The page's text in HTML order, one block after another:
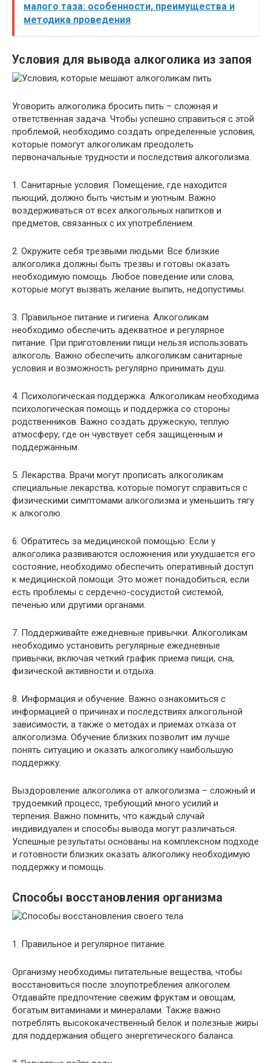
малого таза: особенности, преимущества и
методика проведения
Условия для вывода алкоголика из запоя
Уговорить алкоголика бросить пить – сложная и
ответственная задача. Чтобы успешно справиться с этой
проблемой, необходимо создать определенные условия,
которые помогут алкоголикам преодолеть
первоначальные трудности и последствия алкоголизма.
1. Санитарные условия: Помещение, где находится
пьющий, должно быть чистым и уютным. Важно
воздерживаться от всех алкогольных напитков и
предметов, связанных с их употреблением.
2. Окружите себя трезвыми людьми: Все близкие
алкоголика должны быть трезвы и готовы оказать
необходимую помощь. Любое поведение или слова,
которые могут вызвать желание выпить, недопустимы.
3. Правильное питание и гигиена. Алкоголикам
необходимо обеспечить адекватное и регулярное
питание. При приготовлении пищи нельзя использовать
алкоголь. Важно обеспечить алкоголикам санитарные
условия и возможность регулярно принимать душ.
4. Психологическая поддержка. Алкоголикам необходима
психологическая помощь и поддержка со стороны
родственников. Важно создать дружескую, теплую
атмосферу, где он чувствует себя защищенным и
поддержанным.
5. Лекарства. Врачи могут прописать алкоголикам
специальные лекарства, которые помогут справиться с
физическими симптомами алкоголизма и уменьшить тягу
к алкоголю.
6. Обратитесь за медицинской помощью: Если у
алкоголика развиваются осложнения или ухудшается его
состояние, необходимо обеспечить оперативный доступ
к медицинской помощи. Это может понадобиться, если
есть проблемы с сердечно-сосудистой системой,
печенью или другими органами.
7. Поддерживайте ежедневные привычки. Алкоголикам
необходимо установить регулярные ежедневные
привычки, включая четкий график приема пищи, сна,
физической активности и отдыха.
8. Информация и обучение. Важно ознакомиться с
информацией о причинах и последствиях алкогольной
зависимости, а также о методах и приемах отказа от
алкоголизма. Обучение близких позволит им лучше
понять ситуацию и оказать алкоголику наибольшую
поддержку.
Выздоровление алкоголика от алкоголизма – сложный и
трудоемкий процесс, требующий много усилий и
терпения. Важно помнить, что каждый случай
индивидуален и способы вывода могут различаться.
Успешные результаты основаны на комплексном подходе
и готовности близких оказать алкоголику необходимую
поддержку и помощь.
Способы восстановления организма
1. Правильное и регулярное питание.
Организму необходимы питательные вещества, чтобы
восстановиться после злоупотребления алкоголем.
Отдавайте предпочтение свежим фруктам и овощам,
богатым витаминами и минералами. Также важно
потреблять высококачественный белок и полезные жиры
для поддержания общего энергетического баланса.